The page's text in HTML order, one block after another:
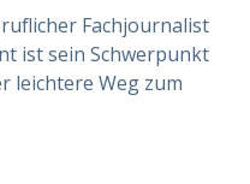
Fachjournalist
ist sein Schwerpunkt
leichtere Weg zum